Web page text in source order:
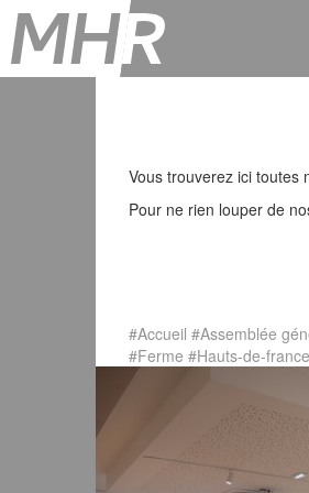
Vous trouverez ici toutes
Pour ne rien louper de
#Accueil #Assemblée
#Ferme #Hauts-de-france